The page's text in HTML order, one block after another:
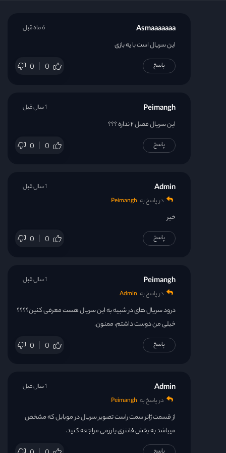
قسمت 24
قسمت 26
قسمت 27
قسمت 30
Asmaaaaaaa
این سریال است یا یه بازی
0 0
6 ماه قبل
پاسخ
Peimangh
این سریال فصل ۲ نداره ؟؟؟
0 0
1 سال قبل
پاسخ
Admin
در پاسخ به Peimangh
خیر
0 0
1 سال قبل
پاسخ
Peimangh
در پاسخ به Admin
درود سریال های در شبیه به این سریال هست معرفی کنین؟؟؟؟
خیلی من دوست داشتم، ممنون.
0 0
1 سال قبل
پاسخ
Admin
در پاسخ به Peimangh
از قسمت ژانر سمت راست تصویر سریال در موبایل که مشخص
میباشد به بخش فانتزی یا رزمی مراجعه کنید.
1 سال قبل